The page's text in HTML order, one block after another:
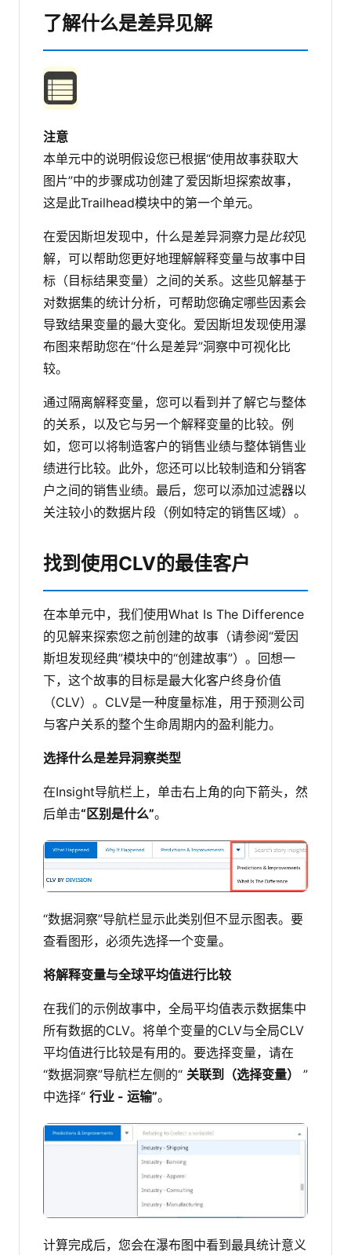
了解什么是差异见解
注意
本单元中的说明假设您已根据“使用故事获取大
图片”中的步骤成功创建了爱因斯坦探索故事，
这是此Trailhead模块中的第一个单元。
在爱因斯坦发现中，什么是差异洞察力是比较见
解，可以帮助您更好地理解解释变量与故事中目
标（目标结果变量）之间的关系。这些见解基于
对数据集的统计分析，可帮助您确定哪些因素会
导致结果变量的最大变化。爱因斯坦发现使用瀑
布图来帮助您在“什么是差异”洞察中可视化比
较。
通过隔离解释变量，您可以看到并了解它与整体
的关系，以及它与另一个解释变量的比较。例
如，您可以将制造客户的销售业绩与整体销售业
绩进行比较。此外，您还可以比较制造和分销客
户之间的销售业绩。最后，您可以添加过滤器以
关注较小的数据片段（例如特定的销售区域）。
找到使用CLV的最佳客户
在本单元中，我们使用What Is The Difference
的见解来探索您之前创建的故事（请参阅“爱因
斯坦发现经典”模块中的“创建故事”）。回想一
下，这个故事的目标是最大化客户终身价值
（CLV）。CLV是一种度量标准，用于预测公司
与客户关系的整个生命周期内的盈利能力。
选择什么是差异洞察类型
在Insight导航栏上，单击右上角的向下箭头，然
后单击“区别是什么”。
“数据洞察”导航栏显示此类别但不显示图表。要
查看图形，必须先选择一个变量。
将解释变量与全球平均值进行比较
在我们的示例故事中，全局平均值表示数据集中
所有数据的CLV。将单个变量的CLV与全局CLV
平均值进行比较是有用的。要选择变量，请在
“数据洞察”导航栏左侧的“ 关联到（选择变量）
”
中选择“ 行业 - 运输”。
计算完成后，您会在瀑布图中看到最具统计意义